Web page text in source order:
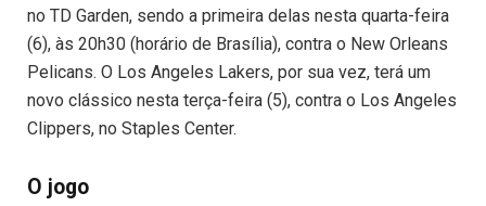
no TD Garden, sendo a primeira delas nesta quarta-feira
(6), às 20h30 (horário de Brasília), contra o New Orleans
Pelicans. O Los Angeles Lakers, por sua vez, terá um
novo clássico nesta terça-feira (5), contra o Los Angeles
Clippers, no Staples Center.
O jogo